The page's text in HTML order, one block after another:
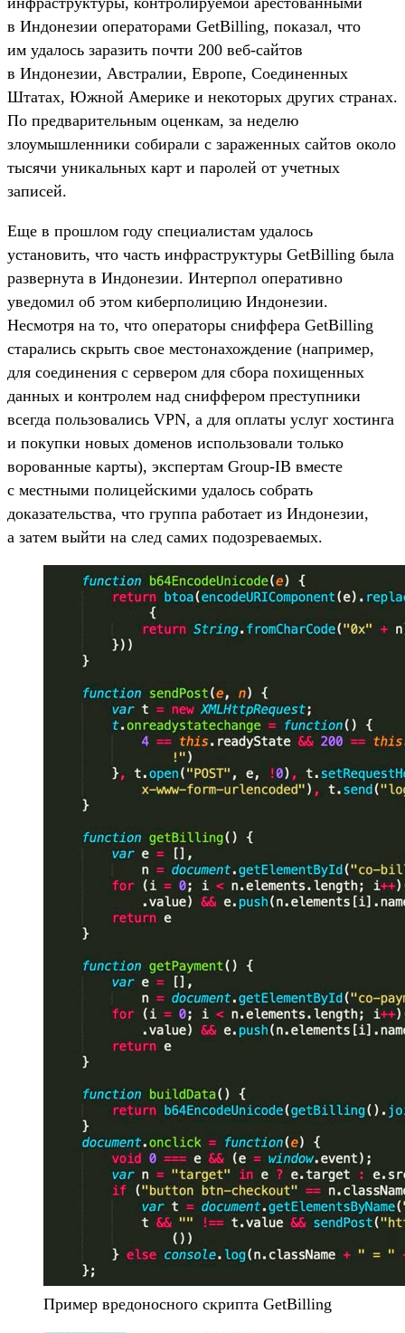
в Индонезии операторами GetBilling, показал, что
им удалось заразить почти 200 веб-сайтов
в Индонезии, Австралии, Европе, Соединенных
Штатах, Южной Америке и некоторых других странах.
По предварительным оценкам, за неделю
злоумышленники собирали с зараженных сайтов около
тысячи уникальных карт и паролей от учетных
записей.
Еще в прошлом году специалистам удалось
установить, что часть инфраструктуры GetBilling была
развернута в Индонезии. Интерпол оперативно
уведомил об этом киберполицию Индонезии.
Несмотря на то, что операторы сниффера GetBilling
старались скрыть свое местонахождение (например,
для соединения с сервером для сбора похищенных
данных и контролем над сниффером преступники
всегда пользовались VPN, а для оплаты услуг хостинга
и покупки новых доменов использовали только
ворованные карты), экспертам Group-IB вместе
с местными полицейскими удалось собрать
доказательства, что группа работает из Индонезии,
а затем выйти на след самих подозреваемых.
Пример вредоносного скрипта GetBilling